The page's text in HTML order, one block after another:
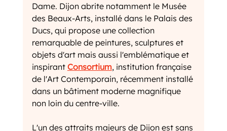
Dame. Dijon abrite notamment le Musée
des Beaux-Arts, installé dans le Palais des
Ducs, qui propose une collection
remarquable de peintures, sculptures et
objets d'art mais aussi l'emblématique et
inspirant Consortium, institution française
de l'Art Contemporain, récemment installé
dans un bâtiment moderne magnifique
non loin du centre-ville.
L'un des attraits majeurs de Dijon est sans